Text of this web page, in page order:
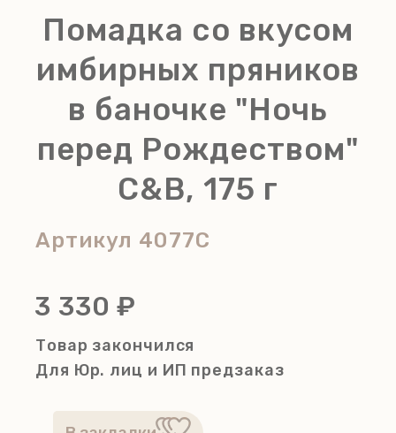
Помадка со вкусом
имбирных пряников
в баночке "Ночь
перед Рождеством"
C&B, 175 г
Артикул 4077C
3 330 ₽
Товар закончился
Для Юр. лиц и ИП предзаказ